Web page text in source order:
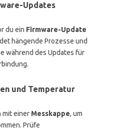
Updates
du ein Firmware-Update
hängende Prozesse und
während des Updates für
und Temperatur
mit einer Messkappe, um
Prüfe